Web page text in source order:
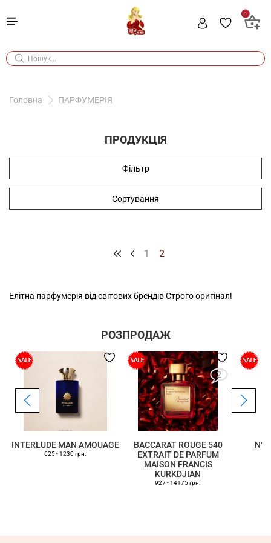
0
Головна ПАРФУМЕРІЯ
ПРОДУКЦІЯ
Фільтр
Сортування
1 2
Елітна парфумерія від світових брендів Строго оригінал!
РОЗПРОДАЖ
INTERLUDE MAN AMOUAGE
625 - 1230 грн.
2
BACCARAT ROUGE 540
EXTRAIT DE PARFUM
MAISON FRANCIS
KURKDJIAN
927 - 14175 грн.